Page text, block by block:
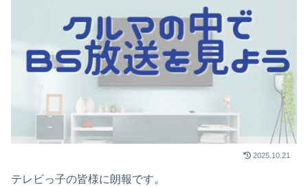
2025.10.21
テレビっ子の皆様に朗報です。